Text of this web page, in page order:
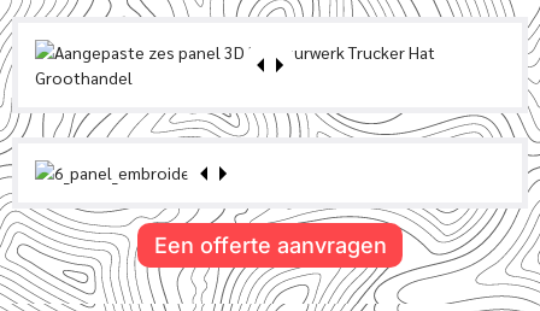
Een offerte aanvragen